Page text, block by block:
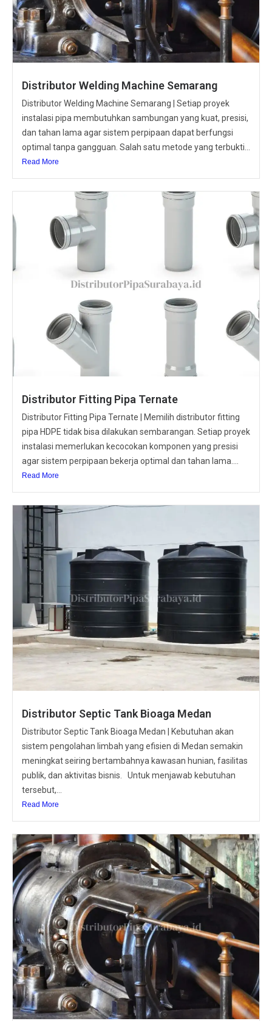
Distributor Welding Machine Semarang
Distributor Welding Machine Semarang | Setiap proyek
instalasi pipa membutuhkan sambungan yang kuat, presisi,
dan tahan lama agar sistem perpipaan dapat berfungsi
optimal tanpa gangguan. Salah satu metode yang terbukti...
Read More
Distributor Fitting Pipa Ternate
Distributor Fitting Pipa Ternate | Memilih distributor fitting
pipa HDPE tidak bisa dilakukan sembarangan. Setiap proyek
instalasi memerlukan kecocokan komponen yang presisi
agar sistem perpipaan bekerja optimal dan tahan lama....
Read More
Distributor Septic Tank Bioaga Medan
Distributor Septic Tank Bioaga Medan | Kebutuhan akan
sistem pengolahan limbah yang efisien di Medan semakin
meningkat seiring bertambahnya kawasan hunian, fasilitas
publik, dan aktivitas bisnis. Untuk menjawab kebutuhan
tersebut,...
Read More